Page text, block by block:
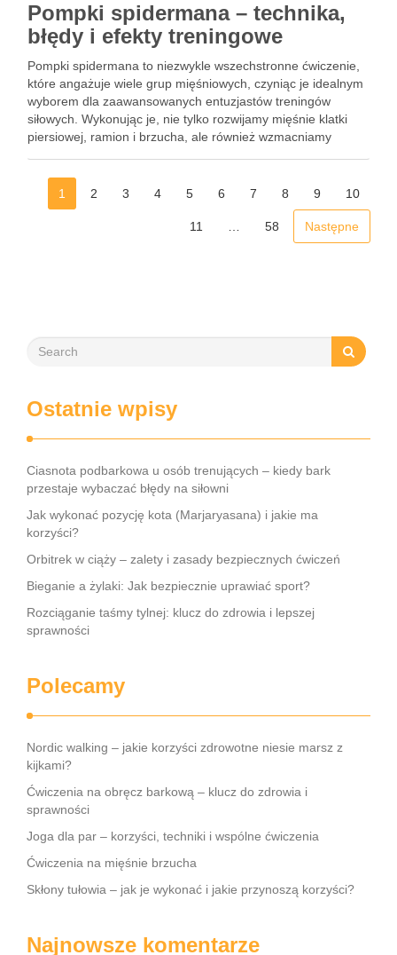
Pompki spidermana – technika,
błędy i efekty treningowe
Pompki spidermana to niezwykle wszechstronne ćwiczenie,
które angażuje wiele grup mięśniowych, czyniąc je idealnym
wyborem dla zaawansowanych entuzjastów treningów
siłowych. Wykonując je, nie tylko rozwijamy mięśnie klatki
piersiowej, ramion i brzucha, ale również wzmacniamy
pompkami spidermana …
1 2 3 4 5 6 7 8 9 10
11 58 Następne
Ostatnie wpisy
Ciasnota podbarkowa u osób trenujących – kiedy bark
przestaje wybaczać błędy na siłowni
Jak wykonać pozycję kota (Marjaryasana) i jakie ma
korzyści?
Orbitrek w ciąży – zalety i zasady bezpiecznych ćwiczeń
Bieganie a żylaki: Jak bezpiecznie uprawiać sport?
Rozciąganie taśmy tylnej: klucz do zdrowia i lepszej
sprawności
Polecamy
Nordic walking – jakie korzyści zdrowotne niesie marsz z
kijkami?
Ćwiczenia na obręcz barkową – klucz do zdrowia i
sprawności
Joga dla par – korzyści, techniki i wspólne ćwiczenia
Ćwiczenia na mięśnie brzucha
Skłony tułowia – jak je wykonać i jakie przynoszą korzyści?
Najnowsze komentarze